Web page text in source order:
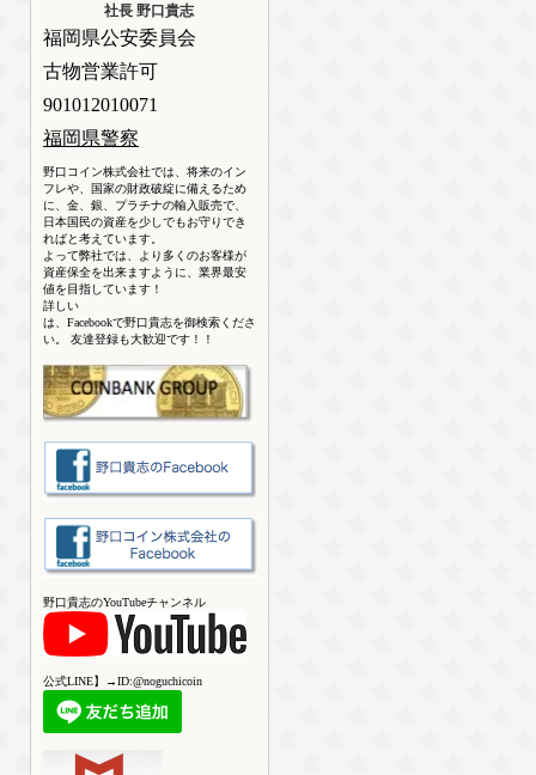
社長 野口貴志
福岡県公安委員会
古物営業許可
901012010071
福岡県警察
野口コイン株式会社では、将来のイン
フレや、国家の財政破綻に備えるため
に、金、銀、プラチナの輸入販売で、
日本国民の資産を少しでもお守りでき
ればと考えています。
よって弊社では、より多くのお客様が
資産保全を出来ますように、業界最安
値を目指しています！
詳しい
は、Facebookで野口貴志を御検索くださ
い。 友達登録も大歓迎です！！
野口貴志のYouTubeチャンネル
公式LINE】→ID:@noguchicoin